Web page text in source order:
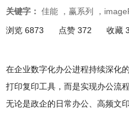
关键字： 佳能 ， 赢系列 ，
浏览 6873
点赞 372 收藏
在企业数字化办公进程持续深化
打印复印工具，而是实现办公流
无论是政企的日常办公、高频文